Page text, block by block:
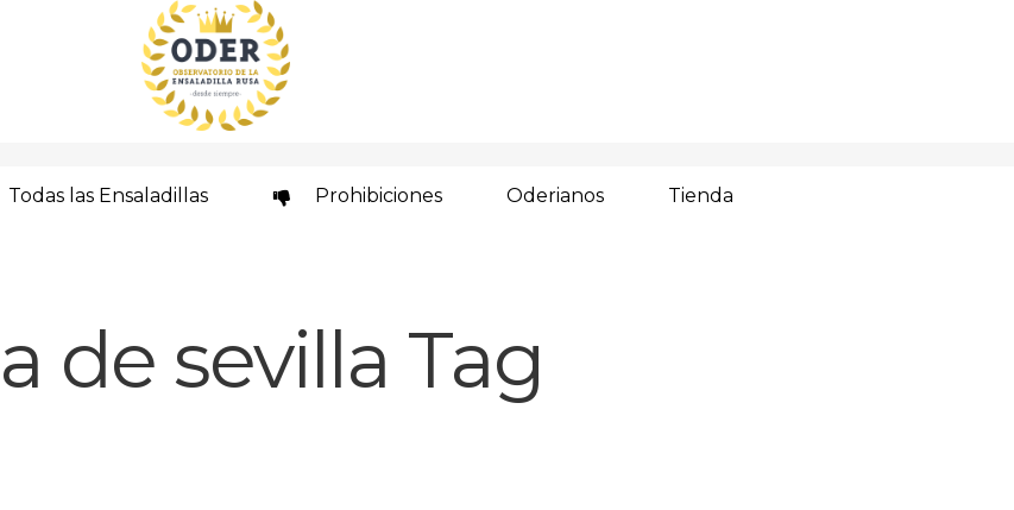
Todas las Ensaladillas Prohibiciones Oderianos Tienda
de sevilla Tag